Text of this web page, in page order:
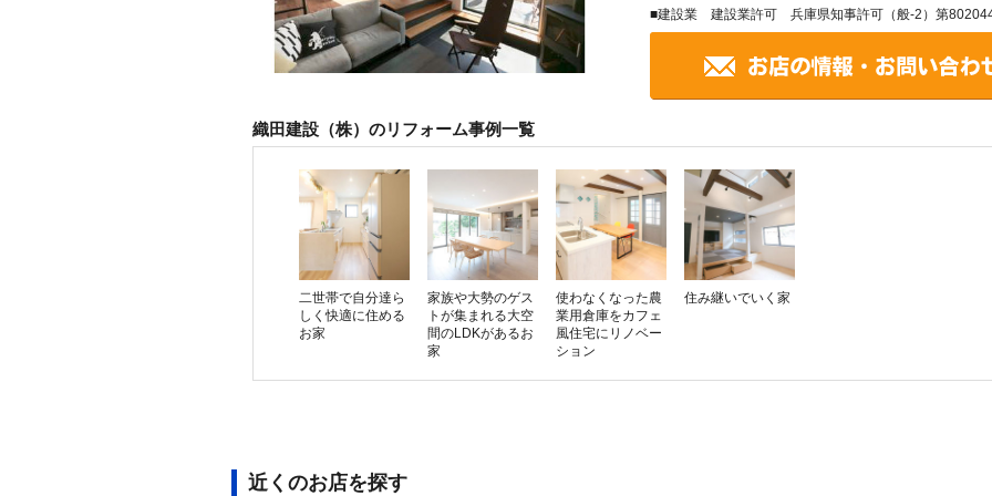
■建設業 建設業許可 兵庫県知事許可（般-2）第
織田建設（株）のリフォーム事例一覧
二世帯で自分達ら
しく快適に住める
お家
家族や大勢のゲス
トが集まれる大空
間のLDKがあるお
家
使わなくなった農
業用倉庫をカフェ
風住宅にリノベー
ション
住み継いでいく家
近くのお店を探す